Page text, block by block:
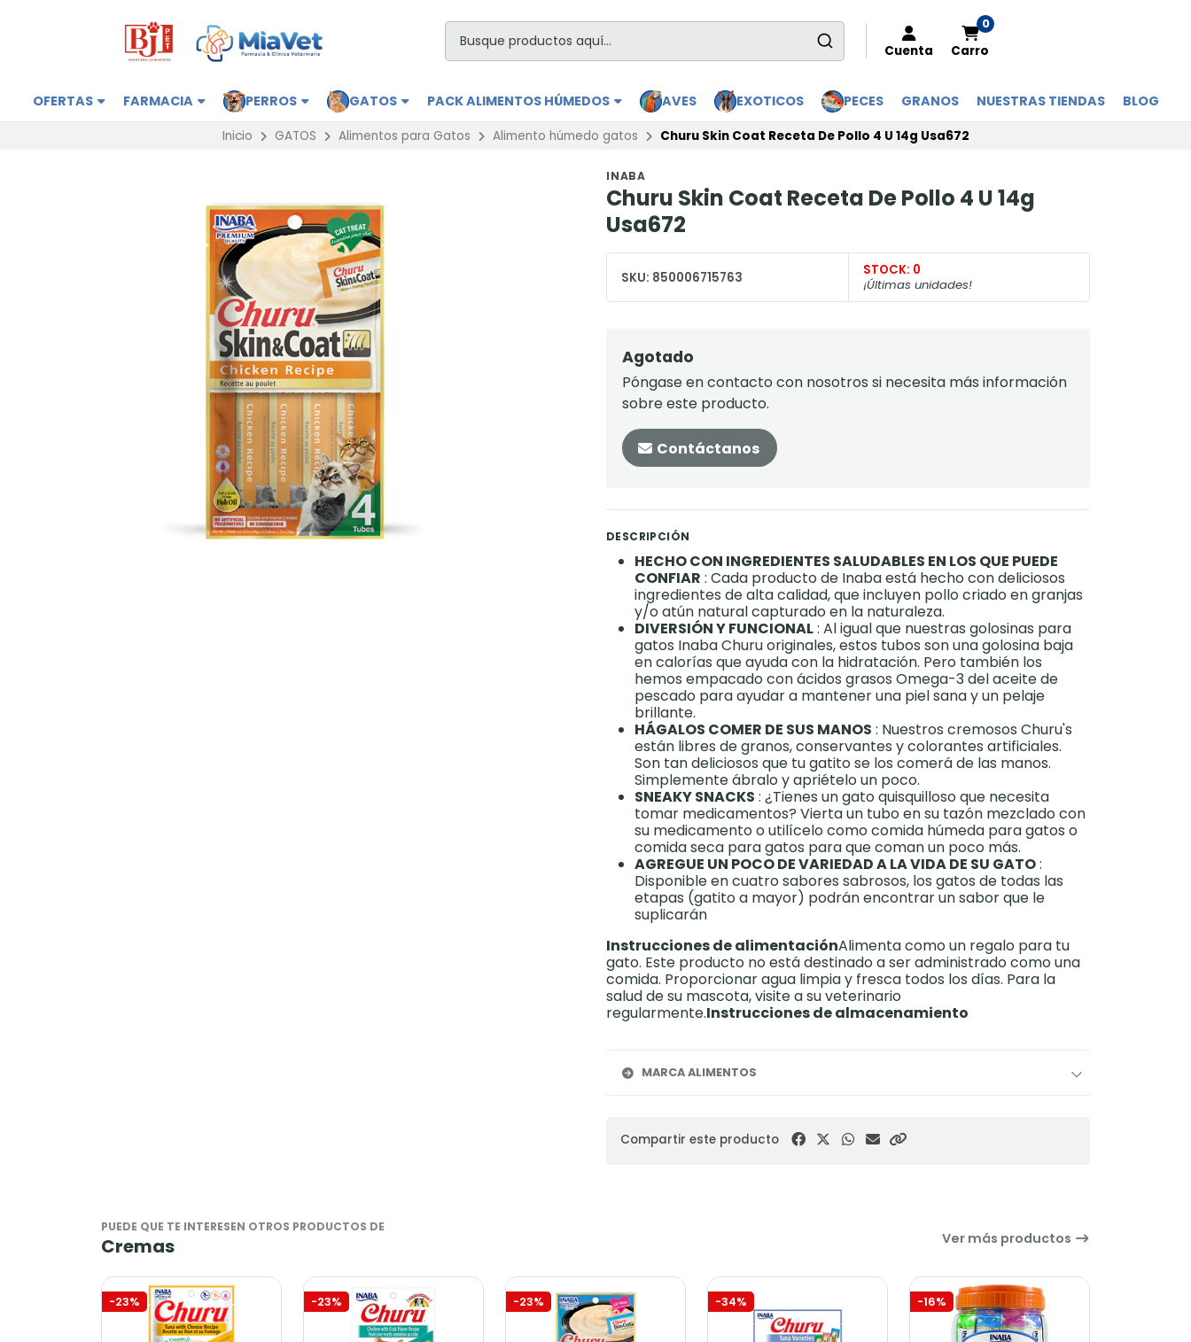
Cuenta
0
Carro
OFERTAS FARMACIA PERROS GATOS PACK ALIMENTOS HÚMEDOS AVES EXOTICOS PECES GRANOS NUESTRAS TIENDAS BLOG
Inicio GATOS Alimentos para Gatos Alimento húmedo gatos Churu Skin Coat Receta De Pollo 4 U 14g Usa672
INABA
Churu Skin Coat Receta De Pollo 4 U 14g
Usa672
SKU: 850006715763 STOCK: 0
¡Últimas unidades!
Agotado
Póngase en contacto con nosotros si necesita más información
sobre este producto.
Contáctanos
DESCRIPCIÓN
HECHO CON INGREDIENTES SALUDABLES EN LOS QUE PUEDE
CONFIAR : Cada producto de Inaba está hecho con deliciosos
ingredientes de alta calidad, que incluyen pollo criado en granjas
y/o atún natural capturado en la naturaleza.
DIVERSIÓN Y FUNCIONAL: Al igual que nuestras golosinas para
gatos Inaba Churu originales, estos tubos son una golosina baja
en calorías que ayuda con la hidratación. Pero también los
hemos empacado con ácidos grasos Omega-3 del aceite de
pescado para ayudar a mantener una piel sana y un pelaje
brillante.
HÁGALOS COMER DE SUS MANOS : Nuestros cremosos Churu's
están libres de granos, conservantes y colorantes artificiales.
Son tan deliciosos que tu gatito se los comerá de las manos.
Simplemente ábralo y apriételo un poco.
SNEAKY SNACKS : ¿Tienes un gato quisquilloso que necesita
tomar medicamentos? Vierta un tubo en su tazón mezclado con
su medicamento o utilícelo como comida húmeda para gatos o
comida seca para gatos para que coman un poco más.
AGREGUE UN POCO DE VARIEDAD A LA VIDA DE SU GATO:
Disponible en cuatro sabores sabrosos, los gatos de todas las
etapas (gatito a mayor) podrán encontrar un sabor que le
suplicarán
Instrucciones de alimentaciónAlimenta como un regalo para tu
gato. Este producto no está destinado a ser administrado como una
comida. Proporcionar agua limpia y fresca todos los días. Para la
salud de su mascota, visite a su veterinario
regularmente.Instrucciones de almacenamiento
MARCA ALIMENTOS
Compartir este producto
PUEDE QUE TE INTERESEN OTROS PRODUCTOS DE
Cremas Ver más productos
-23% -23% -23% -34% -16%